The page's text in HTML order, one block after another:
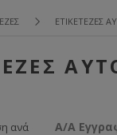
ΕΤΙΚΕΤΈΖΕΣ
ανά Α/Α